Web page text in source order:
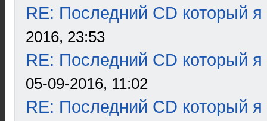
RE: Последний CD который я
2016, 23:53
RE: Последний CD который я
05-09-2016, 11:02
RE: Последний CD который я